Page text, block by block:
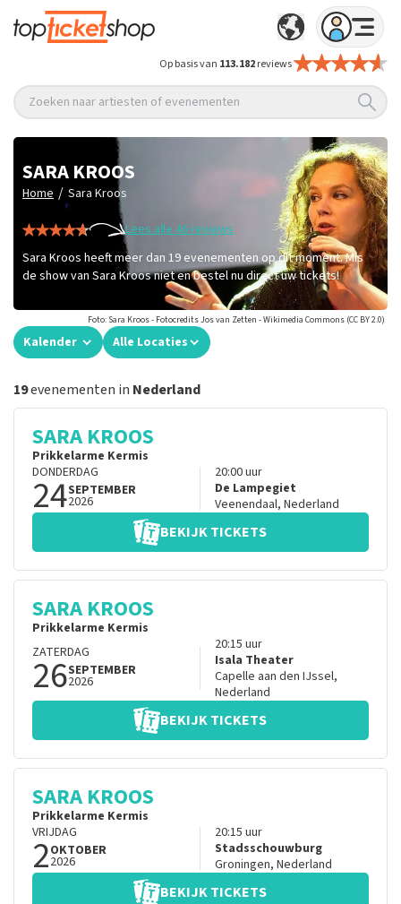
Op basis van 113.182reviews
Zoeken naar artiesten of evenementen
SARA KROOS
Home / Sara Kroos
Lees alle 46 reviews
Sara Kroos heeft meer dan 19 evenementen op dit moment. Mis
de show van Sara Kroos niet en bestel nu direct uw tickets!
Foto: Sara Kroos - Fotocredits Jos van Zetten - Wikimedia Commons (CC BY 2.0)
Kalender Alle Locaties
19evenementen in Nederland
SARA KROOS
Prikkelarme Kermis
DONDERDAG
24SEPTEMBER
2026
20:00uur
De Lampegiet
Veenendaal, Nederland
BEKIJK TICKETS
SARA KROOS
Prikkelarme Kermis
ZATERDAG
26SEPTEMBER
2026
20:15 uur
Isala Theater
Capelle aan den IJssel,
Nederland
BEKIJK TICKETS
SARA KROOS
Prikkelarme Kermis
VRIJDAG
2OKTOBER
2026
20:15 uur
Stadsschouwburg
Groningen, Nederland
BEKIJK TICKETS